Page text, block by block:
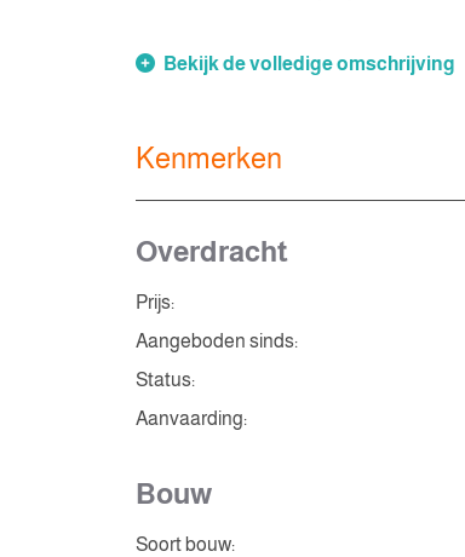
Bekijk de volledige omschrijving
Kenmerken
Overdracht
Prijs:
Aangeboden sinds:
Status:
Aanvaarding:
Bouw
Soort bouw: